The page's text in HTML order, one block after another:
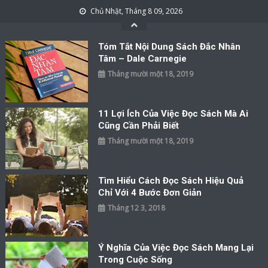
Chủ Nhật, Tháng 8 09, 2026
Tóm Tắt Nội Dung Sách Đắc Nhân
Tâm – Dale Carnegie
Tháng mười một 18, 2019
11 Lợi Ích Của Việc Đọc Sách Mà Ai
Cũng Cần Phải Biết
Tháng mười một 18, 2019
Tìm Hiểu Cách Đọc Sách Hiệu Quả
Chỉ Với 4 Bước Đơn Giản
Tháng 12 3, 2018
Ý Nghĩa Của Việc Đọc Sách Mang Lại
Trong Cuộc Sống